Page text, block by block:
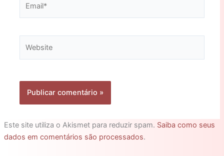
Este site utiliza o Akismet para reduzir spam. Saiba como seus
dados em comentários são processados.